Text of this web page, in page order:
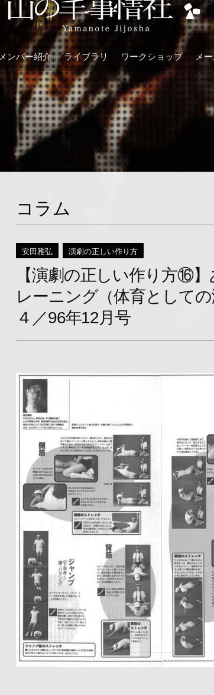
メンバー紹介 ライブラリ ワークショップ メ
コラム
安田雅弘 演劇の正しい作り方
【演劇の正しい作り方⑯
レーニング（体育として
４／96年12月号